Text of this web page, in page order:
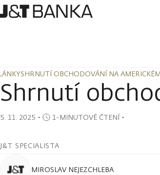
SHRNUTÍ OBCHODOVÁNÍ NA AMERICKÉM
SHRNUTÍ OBCHODOVÁNÍ NA
Shrnutí
5. 11. 2025 ・ 1-MINUTOVÉ ČTENÍ・
J&T SPECIALISTA
MIROSLAV NEJEZCHLEBA